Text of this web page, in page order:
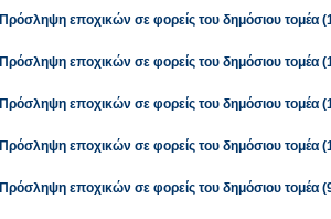
Πρόσληψη εποχικών σε φορείς του δημόσιου τομέα
Πρόσληψη εποχικών σε φορείς του δημόσιου τομέα
Πρόσληψη εποχικών σε φορείς του δημόσιου τομέα
Πρόσληψη εποχικών σε φορείς του δημόσιου τομέα
Πρόσληψη εποχικών σε φορείς του δημόσιου τομέα